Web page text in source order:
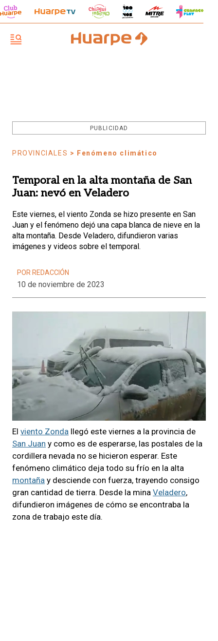
PUBLICIDAD
PROVINCIALES > Fenómeno climático
Temporal en la alta montaña de San
Juan: nevó en Veladero
Este viernes, el viento Zonda se hizo presente en San
Juan y el fenómeno dejó una capa blanca de nieve en la
alta montaña. Desde Veladero, difundieron varias
imágenes y videos sobre el temporal.
POR REDACCIÓN
10 de noviembre de 2023
El viento Zonda llegó este viernes a la provincia de
San Juan y como es de esperarse, las postales de la
cordillera nevada no se hicieron esperar. Este
fenómeno climático deja todo su frío en la alta
montaña y desciende con fuerza, trayendo consigo
gran cantidad de tierra. Desde la mina Veladero,
difundieron imágenes de cómo se encontraba la
zona de trabajo este día.